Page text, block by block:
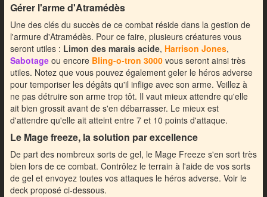
Gérer l'arme d'Atramédès
Une des clés du succès de ce combat réside dans la gestion de
l'armure d'Atramédès. Pour ce faire, plusieurs créatures vous
seront utiles : Limon des marais acide, Harrison Jones,
Sabotageou encore Bling-o-tron 3000vous seront ainsi très
utiles. Notez que vous pouvez également geler le héros adverse
pour temporiser les dégâts qu'il inflige avec son arme. Veillez à
ne pas détruire son arme trop tôt. Il vaut mieux attendre qu'elle
ait bien grossit avant de s'en débarrasser. Le mieux est
d'attendre qu'elle ait atteint entre 7 et 10 points d'attaque.
Le Mage freeze, la solution par excellence
De part des nombreux sorts de gel, le Mage Freeze s'en sort très
bien lors de ce combat. Contrôlez le terrain à l'aide de vos sorts
de gel et envoyez toutes vos attaques le héros adverse. Voir le
deck proposé ci-dessous.